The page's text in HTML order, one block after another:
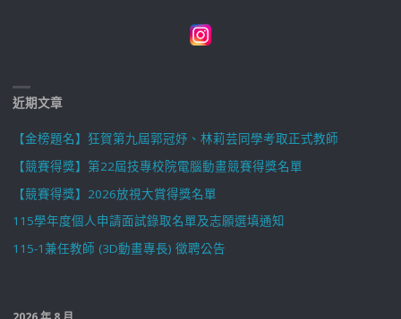
近期文章
【金榜題名】狂賀第九屆郭冠妤、林莉芸同學考取正式教師
【競賽得獎】第22屆技專校院電腦動畫競賽得獎名單
【競賽得獎】2026放視大賞得獎名單
115學年度個人申請面試錄取名單及志願選填通知
115-1兼任教師 (3D動畫專長) 徵聘公告